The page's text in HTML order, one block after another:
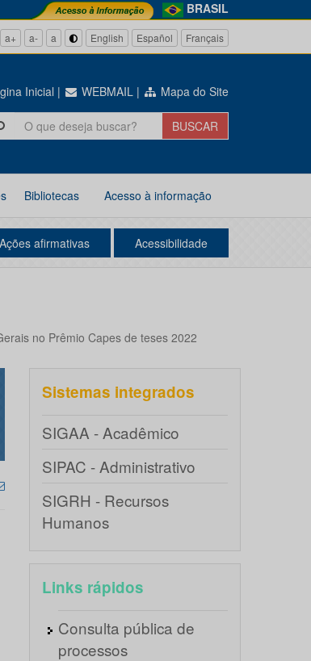
BRASIL
a+ a- a English Español Français
Inicial | WEBMAIL | Mapa do Site
Bibliotecas Acesso à informação
Ações afirmativas Acessibilidade
no Prêmio Capes de teses 2022
Sistemas integrados
SIGAA - Acadêmico
SIPAC - Administrativo
SIGRH - Recursos
Humanos
Links rápidos
Consulta pública de
processos